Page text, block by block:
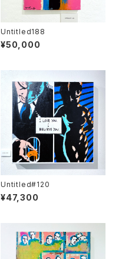
Untitled188
¥50,000
Untitled#120
¥47,300